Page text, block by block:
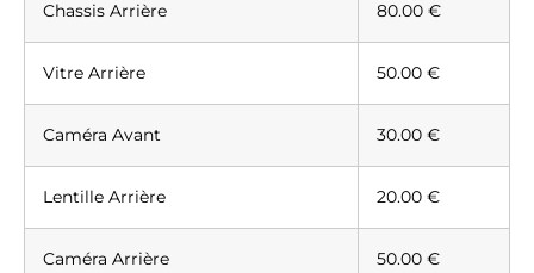
Chassis Arrière 80.00 €
Vitre Arrière 50.00 €
Caméra Avant 30.00 €
Lentille Arrière 20.00 €
Caméra Arrière 50.00 €